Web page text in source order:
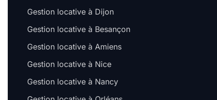
Gestion locative à Dijon
Gestion locative à Besançon
Gestion locative à Amiens
Gestion locative à Nice
Gestion locative à Nancy